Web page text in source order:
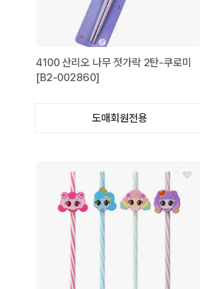
4100 산리오 나무 젓가락 2탄-쿠로미
[B2-002860]
도매회원전용